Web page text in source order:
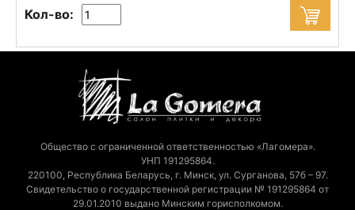
Кол-во:
Общество с ограниченной ответственностью «Лагомера».
УНП 191295864.
220100, Республика Беларусь, г. Минск, ул. Сурганова, 57б – 97.
Свидетельство о государственной регистрации № 191295864 от
29.01.2010 выдано Минским горисполкомом.